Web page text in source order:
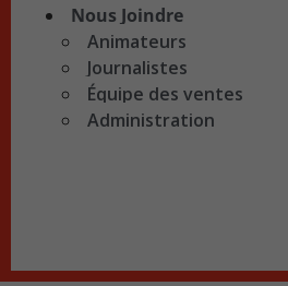
Nous Joindre
Animateurs
Journalistes
Équipe des ventes
Administration